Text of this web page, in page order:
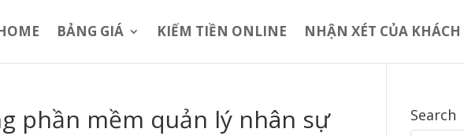
BẢNG GIÁ KIẾM TIỀN ONLINE NHẬN XÉT CỦA KHÁCH
phần mềm quản lý nhân sự Search